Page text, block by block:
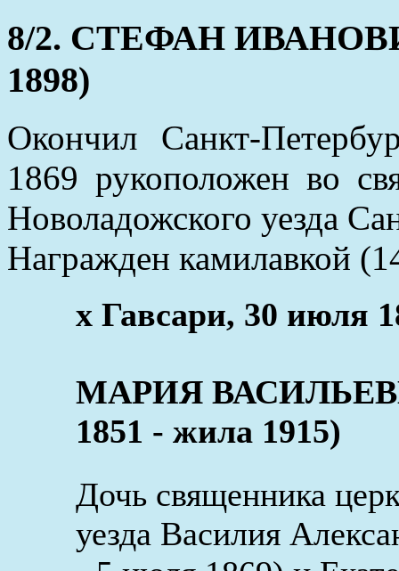
8/2. СТЕФАН
1898)
Окончил Санкт-
1869 рукоположен во
Новоладожского уезда
Награжден камилавкой
x Гавсари, 30 июля
МАРИЯ
1851 - жила 1915)
Дочь священника
уезда Василия